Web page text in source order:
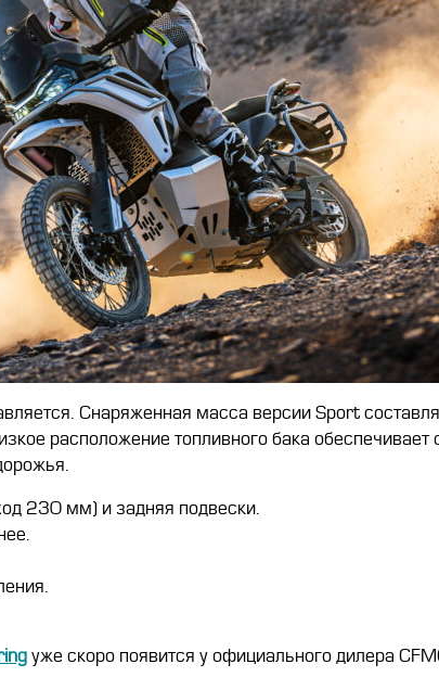
Снаряженная масса версии Sport
расположение топливного бака обеспечивает
230 мм) и задняя подвески.
уже скоро появится у официального дилера